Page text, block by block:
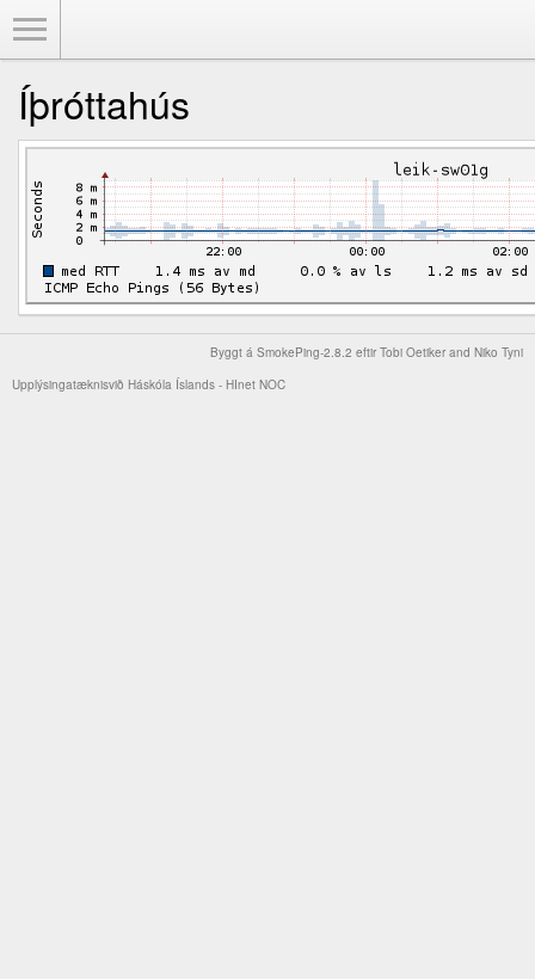
Íþróttahús
Byggt á SmokePing-2.8.2 eftir Tobi Oetiker and Niko Tyni
Upplýsingatæknisvið Háskóla Íslands - HInet NOC